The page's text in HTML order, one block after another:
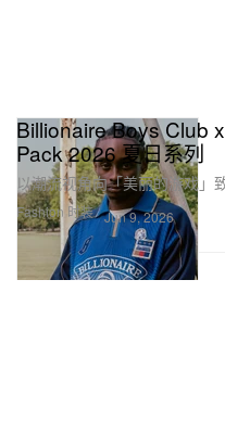
Fashion 时装
Billionaire Boys Club
Pack 2026 夏日系列
以潮流视角向「美丽的游戏」
Jun 9, 2026